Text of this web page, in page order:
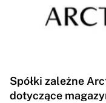
Spółki zależne
dotyczące